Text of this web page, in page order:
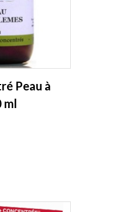
Peau à
ml